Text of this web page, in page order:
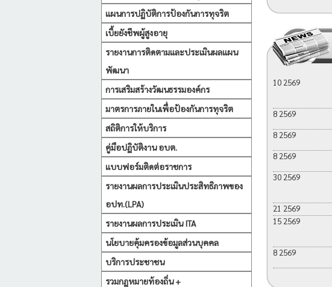
แผนการปฏิบัติการป้องกันการทุจริต
เบี้ยยังชีพผู้สูงอายุ
รายงานการติดตามและประเมินผลแผน
พัฒนา
การเสริมสร้างวัฒนธรรมองค์กร
มาตรการภายในเพื่อป้องกันการทุจริต
สถิติการให้บริการ
คู่มือปฏิบัติงาน อบต.
แบบฟอร์มติดต่อราชการ
รายงานผลการประเมินประสิทธิภาพของ
อปท.(LPA)
รายงานผลการประเมิน ITA
นโยบายคุ้มครองข้อมูลส่วนบุคคล
บริการประชาชน
รวมกฏหมายท้องถิ่น +
10 2569
8 2569
8 2569
8 2569
30 2569
21 2569
15 2569
8 2569